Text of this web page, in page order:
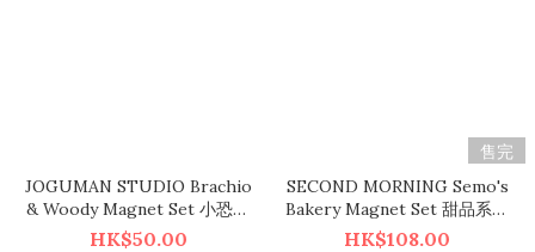
JOGUMAN STUDIO Brachio
& Woody Magnet Set 小恐龍
與臘腸狗 造型磁石貼套裝
HK$50.00
售完
SECOND MORNING Semo's
Bakery Magnet Set 甜品系列
磁石套裝
HK$108.00